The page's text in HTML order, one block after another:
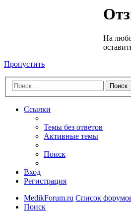
На
Пропустить
Поиск
Ссылки
Темы без ответов
Активные темы
Поиск
Вход
Регистрация
MedikForum.ru Список
Поиск